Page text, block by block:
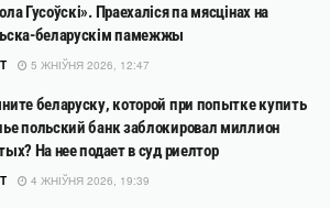
Гусоўскі». Праехаліся па мясцінах на
беларускім памежжы
5 ЖНІЎНЯ 2026, 12:47
беларуску, которой при попытке купить
польский банк заблокировал миллион
На нее подает в суд риелтор
4 ЖНІЎНЯ 2026, 19:39